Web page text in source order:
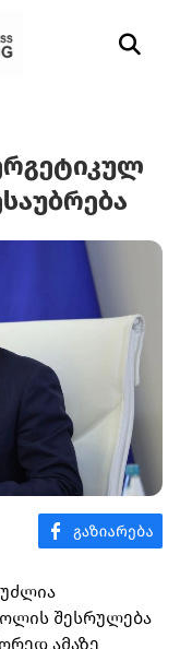
შესრულება
ამაზე